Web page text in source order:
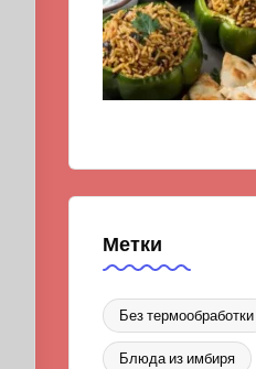
Метки
Без термообработки
Блюда из имбиря